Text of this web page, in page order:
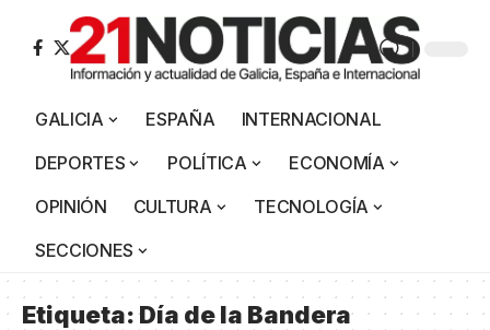
GALICIA ESPAÑA
INTERNACIONAL
DEPORTES
POLÍTICA
ECONOMÍA
OPINIÓN
CULTURA
TECNOLOGÍA
SECCIONES
Etiqueta:Día de la Bandera